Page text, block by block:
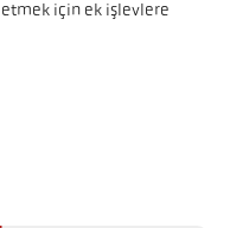
için ek işlevlere